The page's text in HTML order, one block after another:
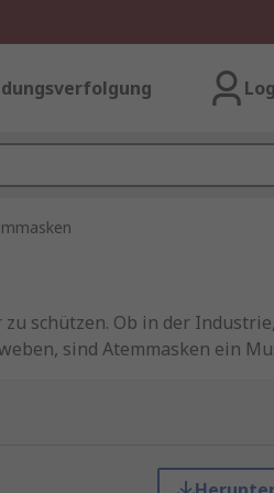
schützen. Ob in der
sind Atemmasken ein